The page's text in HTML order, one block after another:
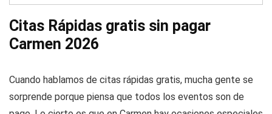
Citas Rápidas gratis sin pagar
Carmen 2026
Cuando hablamos de citas rápidas gratis, mucha gente se
sorprende porque piensa que todos los eventos son de